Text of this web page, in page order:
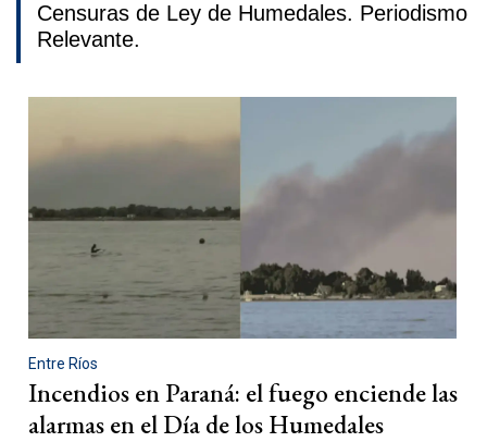
Censuras de Ley de Humedales. Periodismo
Relevante.
Entre Ríos
Incendios en Paraná: el fuego enciende las
alarmas en el Día de los Humedales